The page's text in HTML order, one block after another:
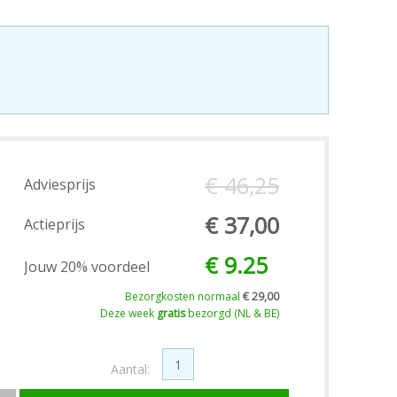
Adviesprijs € 46,25
Actieprijs € 37,00
Jouw 20% voordeel € 9.25
Bezorgkosten normaal € 29,00
Deze week gratisbezorgd (NL & BE)
Aantal: